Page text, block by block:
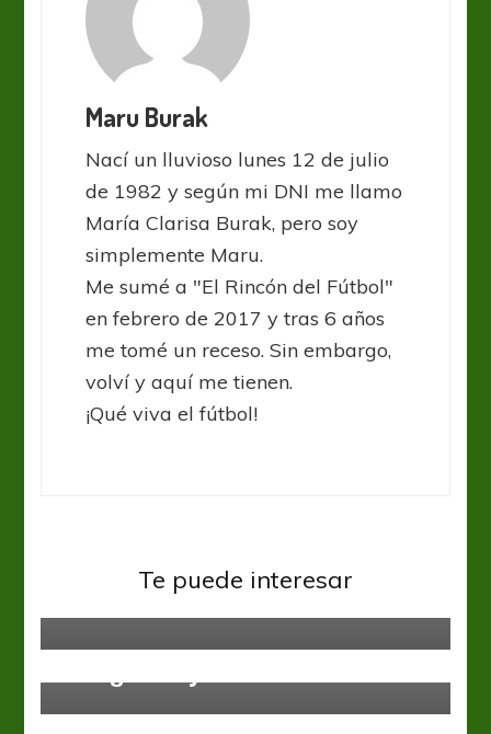
Maru Burak
Nací un lluvioso lunes 12 de julio
de 1982 y según mi DNI me llamo
María Clarisa Burak, pero soy
simplemente Maru.
Me sumé a "El Rincón del Fútbol"
en febrero de 2017 y tras 6 años
me tomé un receso. Sin embargo,
volví y aquí me tienen.
¡Qué viva el fútbol!
Te puede interesar
De la mano de Leguizamón,